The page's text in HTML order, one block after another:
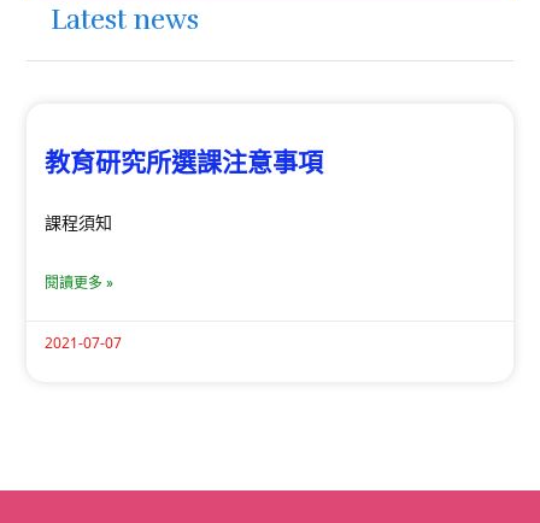
Latest news
教育研究所選課注意事項
課程須知
閱讀更多 »
2021-07-07